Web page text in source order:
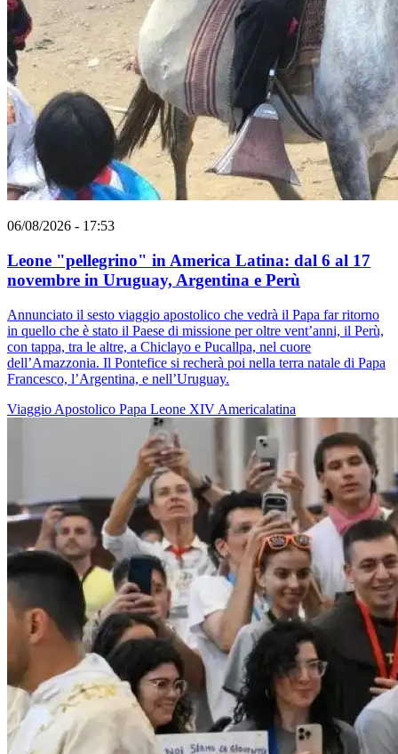
06/08/2026 - 17:53
Leone "pellegrino" in America Latina: dal 6 al 17
novembre in Uruguay, Argentina e Perù
Annunciato il sesto viaggio apostolico che vedrà il Papa far ritorno
in quello che è stato il Paese di missione per oltre vent’anni, il Perù,
con tappa, tra le altre, a Chiclayo e Pucallpa, nel cuore
dell’Amazzonia. Il Pontefice si recherà poi nella terra natale di Papa
Francesco, l’Argentina, e nell’Uruguay.
Viaggio Apostolico Papa Leone XIV Americalatina